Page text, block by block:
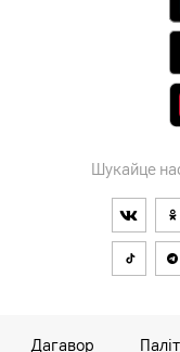
Шукайце
Дагавор